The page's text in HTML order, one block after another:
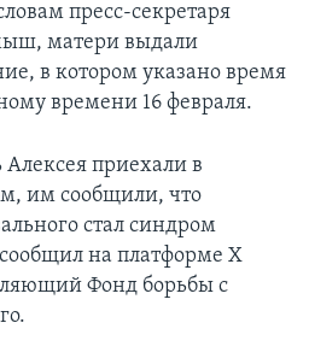
пресс-секретаря
матери выдали
в котором указано время
времени 16 февраля.
Алексея приехали в
им сообщили, что
стал синдром
на платформе X
Фонд борьбы с